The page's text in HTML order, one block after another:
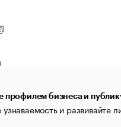
профилем бизнеса и
и развивайте